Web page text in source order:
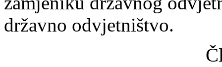
državno odvjetništvo.